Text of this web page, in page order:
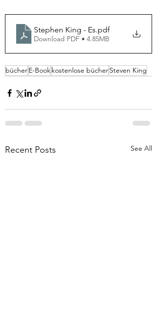
Stephen King - Es.pdf
Download PDF • 4.85MB
bücherE-Bookkostenlose bücherSteven King
Recent Posts See All